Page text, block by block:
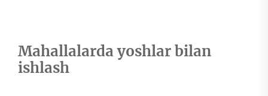
Mahallalarda yoshlar bilan
ishlash